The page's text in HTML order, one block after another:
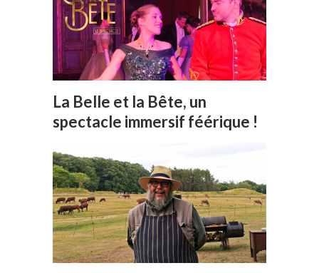
La Belle et la Bête, un
spectacle immersif féérique !